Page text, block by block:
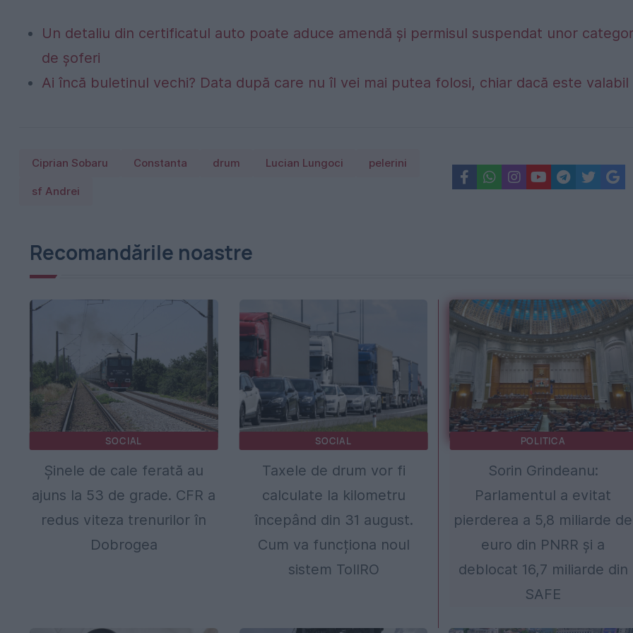
Un detaliu din certificatul auto poate aduce amendă și permisul suspendat unor
de șoferi
Ai încă buletinul vechi? Data după care nu îl vei mai putea folosi, chiar dacă este valabil
Ciprian Sobaru Constanta drum Lucian Lungoci pelerini
sf Andrei
Recomandările noastre
SOCIAL
Șinele de cale ferată au
ajuns la 53 de grade. CFR a
redus viteza trenurilor în
Dobrogea
SOCIAL
Taxele de drum vor fi
calculate la kilometru
începând din 31 august.
Cum va funcționa noul
sistem TollRO
POLITICA
Sorin Grindeanu:
Parlamentul a evitat
pierderea a 5,8 miliarde de
euro din PNRR și a
deblocat 16,7 miliarde din
SAFE